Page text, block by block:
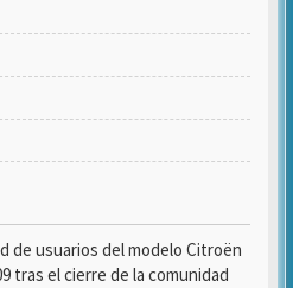
de usuarios del modelo Citroën
tras el cierre de la comunidad